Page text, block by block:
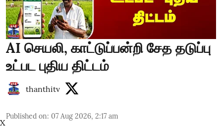
AI செயலி, காட்டுப்பன்றி சேத தடுப்பு
உட்பட புதிய திட்டம்
thanthitv
Published on: 07 Aug 2026, 2:17 am
X